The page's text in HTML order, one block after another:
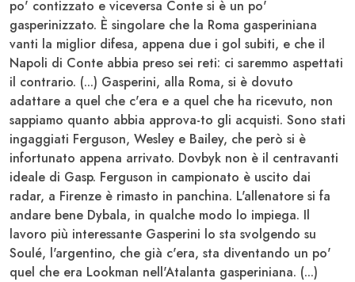
po' contizzato e viceversa Conte si è un po'
gasperinizzato. È singolare che la Roma gasperiniana
vanti la miglior difesa, appena due i gol subiti, e che il
Napoli di Conte abbia preso sei reti: ci saremmo aspettati
il contrario. (...) Gasperini, alla Roma, si è dovuto
adattare a quel che c'era e a quel che ha ricevuto, non
sappiamo quanto abbia approva-to gli acquisti. Sono stati
ingaggiati Ferguson, Wesley e Bailey, che però si è
infortunato appena arrivato. Dovbyk non è il centravanti
ideale di Gasp. Ferguson in campionato è uscito dai
radar, a Firenze è rimasto in panchina. L'allenatore si fa
andare bene Dybala, in qualche modo lo impiega. Il
lavoro più interessante Gasperini lo sta svolgendo su
Soulé, l'argentino, che già c'era, sta diventando un po'
quel che era Lookman nell'Atalanta gasperiniana. (...)